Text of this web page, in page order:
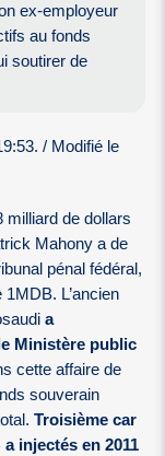
ex-employeur
au fonds
soutirer de
/ Modifié le
milliard de dollars
Mahony a de
pénal fédéral,
L’ancien
a
Ministère public
cette affaire de
souverain
Troisième car
injectés en 2011